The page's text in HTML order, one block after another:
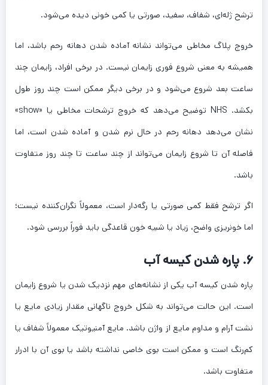
ترشح ژله‌ای، شفاف، سفید، صورتی یا کمی خونی دیده می‌شود.
خروج پلاگ مخاطی می‌تواند نشانه آماده شدن دهانه رحم باشد، اما
همیشه به معنی شروع فوری زایمان نیست. در برخی افراد، زایمان چند
ساعت بعد شروع می‌شود و در برخی دیگر ممکن است چند روز طول
بکشد. NHS توضیح می‌دهد که خروج ترشحات مخاطی یا «show»
نشان می‌دهد دهانه رحم در حال نرم شدن و آماده شدن است، اما
فاصله آن تا شروع زایمان می‌تواند از چند ساعت تا چند روز متفاوت
باشد.
اگر ترشح فقط کمی صورتی یا رگه‌دار است، معمولاً نگران‌کننده نیست؛
اما خونریزی واضح، زیاد یا شبیه خون قاعدگی باید فوراً بررسی شود.
۶. پاره شدن کیسه آب
پاره شدن کیسه آب یکی از نشانه‌های مهم نزدیک شدن یا شروع زایمان
است. این حالت می‌تواند به شکل خروج ناگهانی مقدار زیادی مایع یا
نشت آرام و مداوم مایع از واژن باشد. مایع آمنیوتیک معمولاً شفاف یا
کم‌رنگ است و ممکن است بوی خاصی نداشته باشد یا بوی آن با ادرار
متفاوت باشد.